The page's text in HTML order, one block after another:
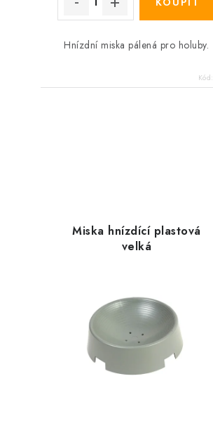
Hnízdní miska pálená pro holuby.
Kód:
Miska hnízdící plastová
velká